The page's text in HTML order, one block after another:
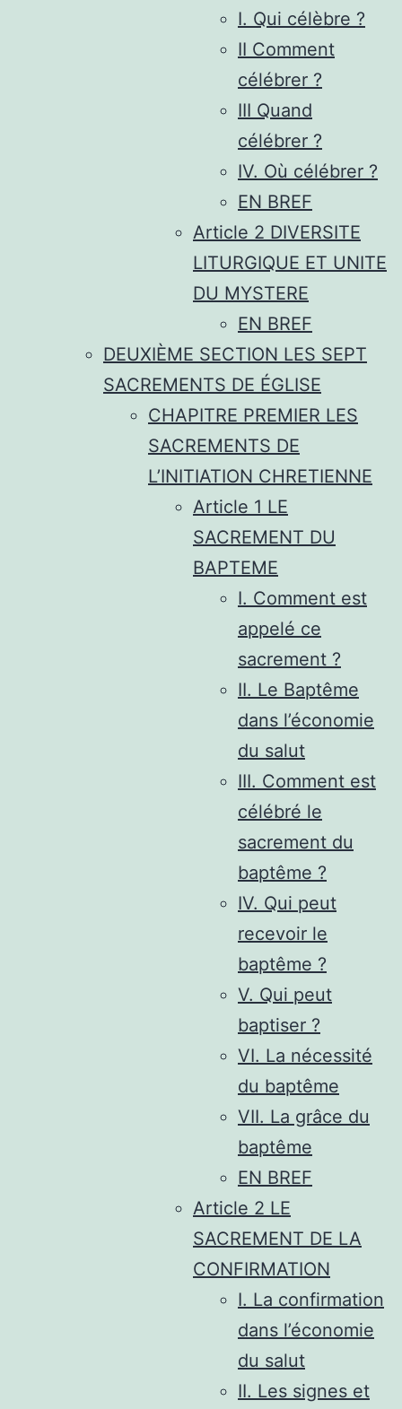
I. Qui célèbre ?
II Comment
célébrer ?
III Quand
célébrer ?
IV. Où célébrer ?
EN BREF
Article 2 DIVERSITE
LITURGIQUE ET UNITE
DU MYSTERE
EN BREF
DEUXIÈME SECTION LES SEPT
SACREMENTS DE ÉGLISE
CHAPITRE PREMIER LES
SACREMENTS DE
L’INITIATION CHRETIENNE
Article 1 LE
SACREMENT DU
BAPTEME
I. Comment est
appelé ce
sacrement ?
II. Le Baptême
dans l’économie
du salut
III. Comment est
célébré le
sacrement du
baptême ?
IV. Qui peut
recevoir le
baptême ?
V. Qui peut
baptiser ?
VI. La nécessité
du baptême
VII. La grâce du
baptême
EN BREF
Article 2 LE
SACREMENT DE LA
CONFIRMATION
I. La confirmation
dans l’économie
du salut
II. Les signes et